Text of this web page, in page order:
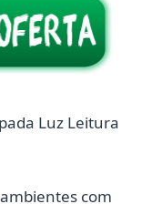
Luz Leitura
com